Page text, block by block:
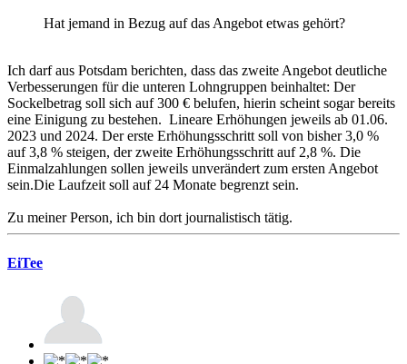
Hat jemand in Bezug auf das Angebot etwas gehört?
Ich darf aus Potsdam berichten, dass das zweite Angebot deutliche
Verbesserungen für die unteren Lohngruppen beinhaltet: Der
Sockelbetrag soll sich auf 300 € belufen, hierin scheint sogar bereits
eine Einigung zu bestehen. Lineare Erhöhungen jeweils ab 01.06.
2023 und 2024. Der erste Erhöhungsschritt soll von bisher 3,0 %
auf 3,8 % steigen, der zweite Erhöhungsschritt auf 2,8 %. Die
Einmalzahlungen sollen jeweils unverändert zum ersten Angebot
sein.Die Laufzeit soll auf 24 Monate begrenzt sein.
Zu meiner Person, ich bin dort journalistisch tätig.
EiTee